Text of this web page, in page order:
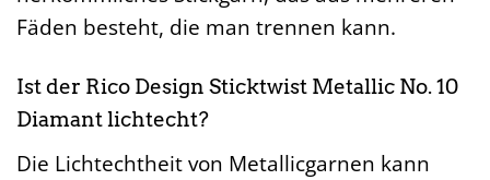
Fäden besteht, die man trennen kann.
Ist der Rico Design Sticktwist Metallic No. 10
Diamant lichtecht?
Die Lichtechtheit von Metallicgarnen kann